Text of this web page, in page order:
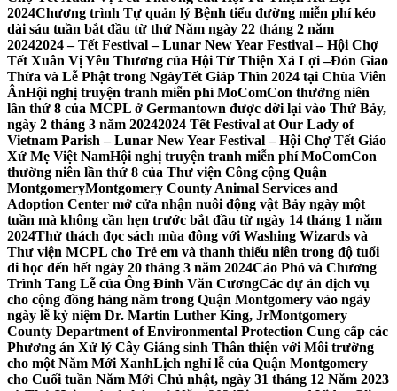
2024Chương trình Tự quản lý Bệnh tiểu đường miễn phí kéo
dài sáu tuần bắt đầu từ thứ Năm ngày 22 tháng 2 năm
20242024 – Tết Festival – Lunar New Year Festival – Hội Chợ
Tết Xuân Vị Yêu Thương của Hội Từ Thiện Xá Lợi –Đón Giao
Thừa và Lễ Phật trong NgàyTết Giáp Thìn 2024 tại Chùa Viên
ÂnHội nghị truyện tranh miễn phí MoComCon thường niên
lần thứ 8 của MCPL ở Germantown được dời lại vào Thứ Bảy,
ngày 2 tháng 3 năm 20242024 Tết Festival at Our Lady of
Vietnam Parish – Lunar New Year Festival – Hội Chợ Tết Giáo
Xứ Mẹ Việt NamHội nghị truyện tranh miễn phí MoComCon
thường niên lần thứ 8 của Thư viện Công cộng Quận
MontgomeryMontgomery County Animal Services and
Adoption Center mở cửa nhận nuôi động vật Bảy ngày một
tuần mà không cần hẹn trước bắt đầu từ ngày 14 tháng 1 năm
2024Thử thách đọc sách mùa đông với Washing Wizards và
Thư viện MCPL cho Trẻ em và thanh thiếu niên trong độ tuổi
đi học đến hết ngày 20 tháng 3 năm 2024Cáo Phó và Chương
Trình Tang Lễ của Ông Đinh Văn CươngCác dự án dịch vụ
cho cộng đồng hàng năm trong Quận Montgomery vào ngày
ngày lễ kỷ niệm Dr. Martin Luther King, JrMontgomery
County Department of Environmental Protection Cung cấp các
Phương án Xử lý Cây Giáng sinh Thân thiện với Môi trường
cho một Năm Mới XanhLịch nghỉ lễ của Quận Montgomery
cho Cuối tuần Năm Mới Chủ nhật, ngày 31 tháng 12 Năm 2023